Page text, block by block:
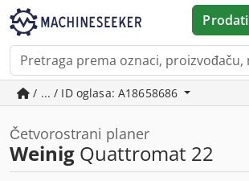
Prodati
/ ... / ID oglasa: A18658686
Četvorostrani planer
Weinig Quattromat 22